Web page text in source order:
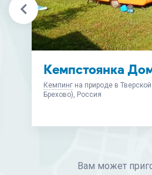
Глэмпинг
Ямской»
Стоянка на природе в Тверской
Вам может